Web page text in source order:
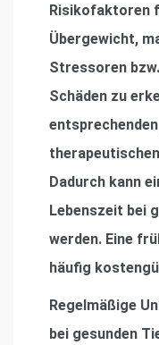
Risikofaktoren
Übergewicht,
Stressoren
Schäden zu
Dadurch kann
Lebenszeit bei
werden. Eine
häufig
Regelmäßige
bei gesunden